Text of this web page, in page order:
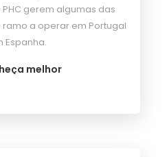
gerem algumas das
a operar em Portugal
Espanha.
melhor